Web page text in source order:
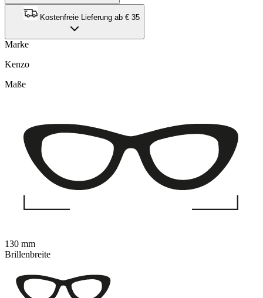
Kostenfreie Lieferung ab € 35
Marke
Kenzo
Maße
130 mm
Brillenbreite